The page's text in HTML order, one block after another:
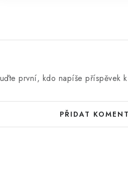
první, kdo napíše příspěvek
PŘIDAT